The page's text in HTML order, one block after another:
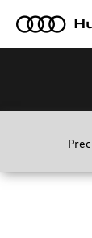
a